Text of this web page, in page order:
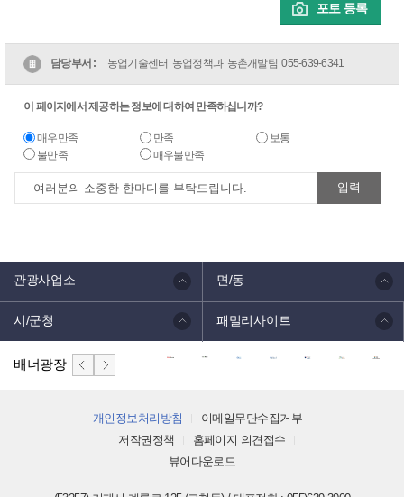
포토 등록
담당부서 : 농업기술센터 농업정책과 농촌개발팀055-639-6341
이 페이지에서 제공하는 정보에 대하여 만족하십니까?
매우만족 만족
보통
불만족
매우불만족
관광사업소 면/동
시/군청 패밀리사이트
배너광장
개인정보처리방침
이메일무단수집거부
저작권정책
홈페이지 의견접수
뷰어다운로드